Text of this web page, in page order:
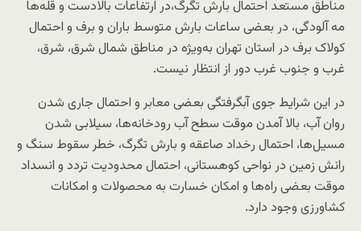
مناطق مستعد احتمال بارش تگرگ،در ارتفاعات بالادست و قله‌ها
مه آلودگی، در بعضی ساعات بارش متوسط باران و برف و احتمال
کولاک برف در استان تهران به‌ویژه در مناطق شمال شرق، شرق،
غرب و جنوب غرب دور از انتظار نیست.
در این شرایط جوی آبگرفتگی بعضی معابر و احتمال جاری شدن
روان آب، بالا آمدن موقت سطح آب رودخانه‌ها، سیلابی شدن
مسیل‌ها، احتمال رخداد صاعقه و بارش تگرگ، خطر سقوط سنگ و
رانش زمین در نواحی کوهستانی، احتمال محدودیت تردد و انسداد
موقت بعضی راه‌ها و امکان خسارت به محصولات و امکانات
کشاورزی وجود دارد.